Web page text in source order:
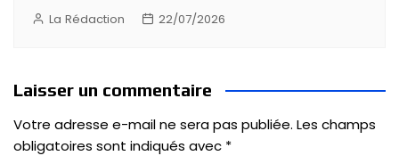
La Rédaction 22/07/2026
Laisser un commentaire
Votre adresse e-mail ne sera pas publiée. Les champs
obligatoires sont indiqués avec *